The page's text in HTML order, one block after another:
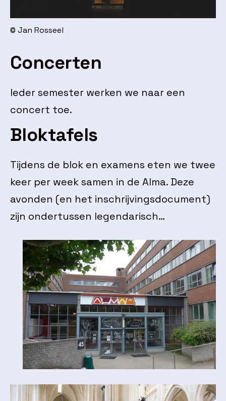
© Jan Rosseel
Concerten
Ieder semester werken we naar een
concert toe.
Bloktafels
Tijdens de blok en examens eten we twee
keer per week samen in de Alma. Deze
avonden (en het inschrijvingsdocument)
zijn ondertussen legendarisch…